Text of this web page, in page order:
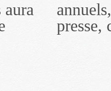
aura
de
nom